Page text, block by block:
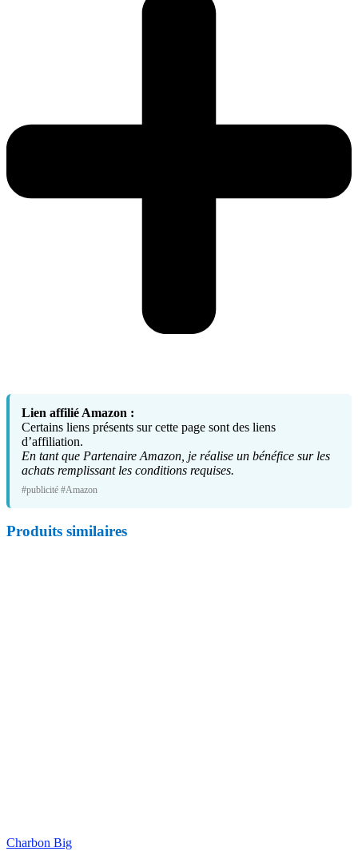
Lien affilié Amazon :
Certains liens présents sur cette page sont des liens
d’affiliation.
En tant que Partenaire Amazon, je réalise un bénéfice sur les
achats remplissant les conditions requises.
#publicité #Amazon
Produits similaires
Charbon Big